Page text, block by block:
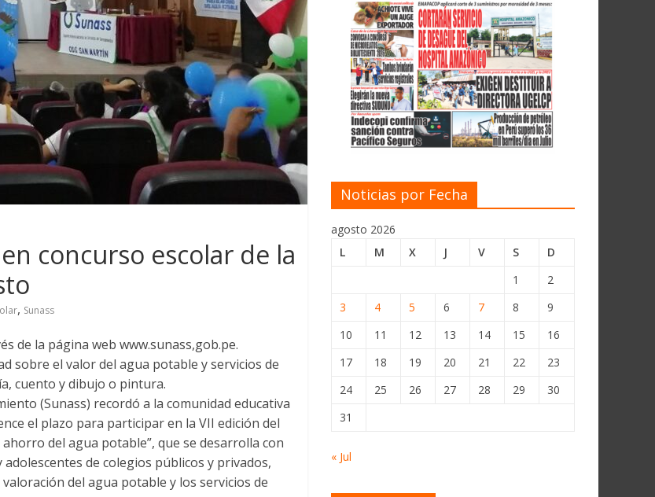
concurso escolar de la
, Sunass
de la página web www.sunass,gob.pe.
sobre el valor del agua potable y servicios de
cuento y dibujo o pintura.
(Sunass) recordó a la comunidad educativa
el plazo para participar en la VII edición del
del agua potable”, que se desarrolla con
de colegios públicos y privados,
del agua potable y los servicios de
Noticias por Fecha
agosto 2026
L
M X J V S
D
1
2
3
4 5 6 7 8
9
10
11 12 13 14 15
16
17
18 19 20 21 22
23
24
25 26 27 28 29
30
31
« Jul